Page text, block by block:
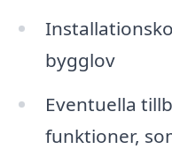
bygglov
Eventuella
funktioner,